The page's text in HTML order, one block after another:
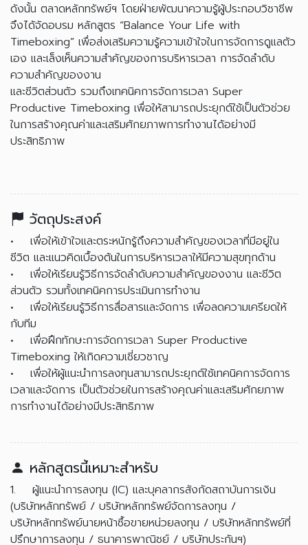
ดังนั้น ตลาดหลักทรัพย์ฯ โดยฝ่ายพัฒนาความรู้ผู้ประกอบวิชาชีพ
จึงได้จัดอบรม หลักสูตร “Balance Your Life with
Timeboxing” เพื่อส่งเสริมความรู้ความเข้าใจในการจัดการดูแลตัว
เอง และเล็งเห็นความสำคัญของการบริหารเวลา การจัดลำดับ
ความสำคัญของงาน
และชีวิตส่วนตัว รวมถึงเทคนิคการจัดการเวลา Super
Productive Timeboxing เพื่อให้สามารถประยุกต์ใช้เป็นตัวช่วย
ในการสร้างคุณค่าและเสริมศักยภาพการทำงานได้อย่างมี
ประสิทธิภาพ
วัตถุประสงค์
• เพื่อให้เข้าใจและตระหนักรู้ถึงความสำคัญของเวลาที่มีอยู่ใน
ชีวิต และแนวคิดเบื้องต้นในการบริหารเวลาให้มีความสุขทุกด้าน
• เพื่อให้เรียนรู้วิธีการจัดลำดับความสำคัญของงาน และชีวิต
ส่วนตัว รวมทั้งเทคนิคการประเมินการทำงาน
• เพื่อให้เรียนรู้วิธีการสื่อสารและจัดการ เพื่อลดความเครียดให้
กับทีม
• เพื่อฝึกทักษะการจัดการเวลา Super Productive
Timeboxing ให้เกิดความเชี่ยวชาญ
• เพื่อให้ผู้แนะนำการลงทุนสามารถประยุกต์ใช้เทคนิคการจัดการ
เวลาและจัดการ เป็นตัวช่วยในการสร้างคุณค่าและเสริมศักยภาพ
การทำงานได้อย่างมีประสิทธิภาพ
หลักสูตรนี้เหมาะสำหรับ
1. ผู้แนะนำการลงทุน (IC) และบุคลากรสังกัดสถาบันการเงิน
(บริษัทหลักทรัพย์ / บริษัทหลักทรัพย์จัดการลงทุน /
บริษัทหลักทรัพย์นายหน้าซื้อขายหน่วยลงทุน / บริษัทหลักทรัพย์ที่
ปรึกษาการลงทุน / ธนาคารพาณิชย์ / บริษัทประกันฯ)